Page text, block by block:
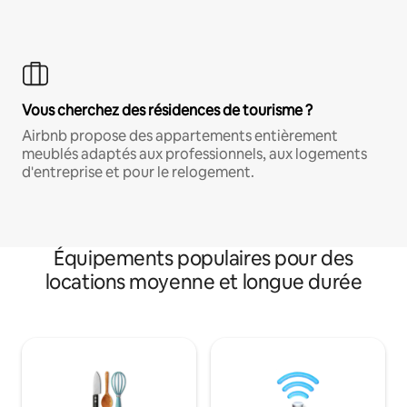
Vous cherchez des résidences de tourisme ?
Airbnb propose des appartements entièrement
meublés adaptés aux professionnels, aux logements
d'entreprise et pour le relogement.
Équipements populaires pour des
locations moyenne et longue durée